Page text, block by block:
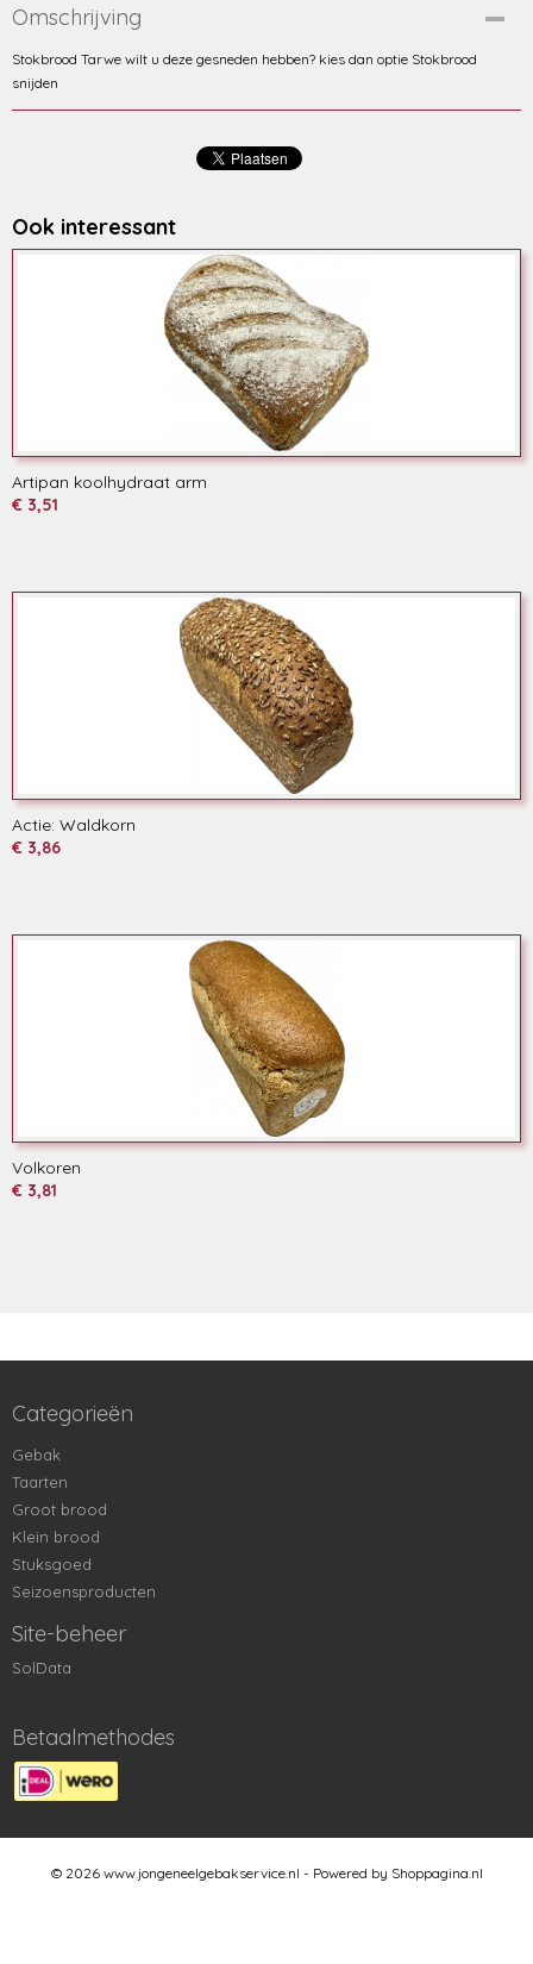
Omschrijving
Stokbrood Tarwe wilt u deze gesneden hebben? kies dan optie Stokbrood
snijden
Ook interessant
Artipan koolhydraat arm
€ 3,51
Actie: Waldkorn
€ 3,86
Volkoren
€ 3,81
Categorieën
Gebak
Taarten
Groot brood
Klein brood
Stuksgoed
Seizoensproducten
Site-beheer
SolData
Betaalmethodes
© 2026 www.jongeneelgebakservice.nl - Powered by Shoppagina.nl